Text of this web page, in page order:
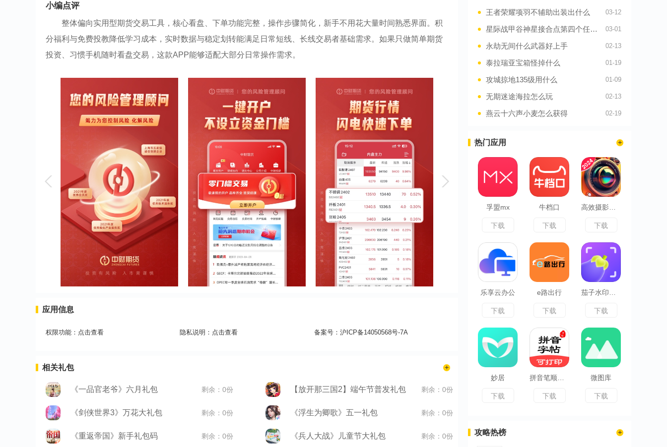
小编点评
整体偏向实用型期货交易工具，核心看盘、下单功能完整，操作步骤简化，新手不用花大量时间熟悉界面。积
分福利与免费投教降低学习成本，实时数据与稳定划转能满足日常短线、长线交易者基础需求。如果只做简单期货
投资、习惯手机随时看盘交易，这款APP能够适配大部分日常操作需求。
应用信息
权限功能： 点击查看 隐私说明： 点击查看 备案号： 沪ICP备14050568号-7A
相关礼包
《一品官老爷》六月礼包 剩余：0份 【放开那三国2】端午节普发礼包 剩余：0份
《剑侠世界3》万花大礼包 剩余：0份 《浮生为卿歌》五一礼包 剩余：0份
《重返帝国》新手礼包码 剩余：0份 《兵人大战》儿童节大礼包 剩余：0份
王者荣耀项羽不辅助出装出什么 03-12
星际战甲谷神星接合点第四个任务怎么玩 03-01
永劫无间什么武器好上手 02-13
泰拉瑞亚宝箱怪掉什么 01-19
攻城掠地135级用什么 01-09
无期迷途海拉怎么玩 02-13
燕云十六声小麦怎么获得 02-19
热门应用
孚盟mx
下载
牛档口
下载 下载
乐享云办公
下载
e路出行
下载 下载
妙居
下载 下载
微图库
下载
攻略热榜